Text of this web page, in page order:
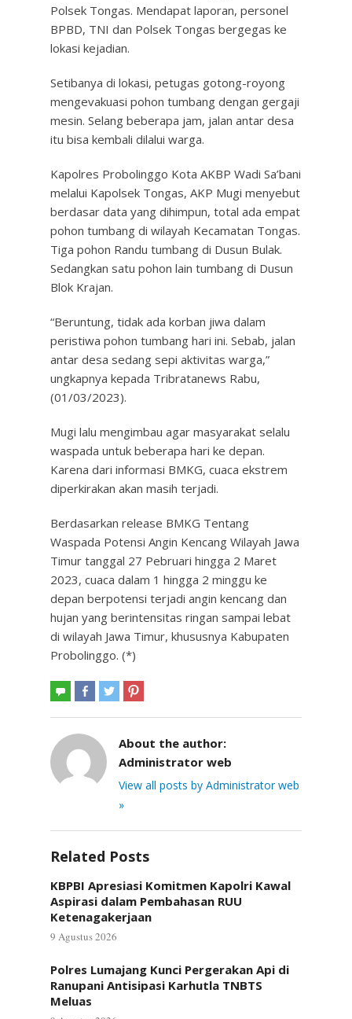
Polsek Tongas. Mendapat laporan, personel
BPBD, TNI dan Polsek Tongas bergegas ke
lokasi kejadian.
Setibanya di lokasi, petugas gotong-royong
mengevakuasi pohon tumbang dengan gergaji
mesin. Selang beberapa jam, jalan antar desa
itu bisa kembali dilalui warga.
Kapolres Probolinggo Kota AKBP Wadi Sa’bani
melalui Kapolsek Tongas, AKP Mugi menyebut
berdasar data yang dihimpun, total ada empat
pohon tumbang di wilayah Kecamatan Tongas.
Tiga pohon Randu tumbang di Dusun Bulak.
Sedangkan satu pohon lain tumbang di Dusun
Blok Krajan.
“Beruntung, tidak ada korban jiwa dalam
peristiwa pohon tumbang hari ini. Sebab, jalan
antar desa sedang sepi aktivitas warga,”
ungkapnya kepada Tribratanews Rabu,
(01/03/2023).
Mugi lalu mengimbau agar masyarakat selalu
waspada untuk beberapa hari ke depan.
Karena dari informasi BMKG, cuaca ekstrem
diperkirakan akan masih terjadi.
Berdasarkan release BMKG Tentang
Waspada Potensi Angin Kencang Wilayah Jawa
Timur tanggal 27 Pebruari hingga 2 Maret
2023, cuaca dalam 1 hingga 2 minggu ke
depan berpotensi terjadi angin kencang dan
hujan yang berintensitas ringan sampai lebat
di wilayah Jawa Timur, khususnya Kabupaten
Probolinggo. (*)
About the author:
Administrator web
View all posts by Administrator web
»
Related Posts
KBPBI Apresiasi Komitmen Kapolri Kawal
Aspirasi dalam Pembahasan RUU
Ketenagakerjaan
9 Agustus 2026
Polres Lumajang Kunci Pergerakan Api di
Ranupani Antisipasi Karhutla TNBTS
Meluas